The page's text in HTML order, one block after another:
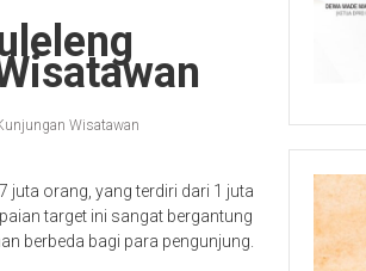
Wisatawan
juta orang, yang terdiri dari 1 juta
target ini sangat bergantung
berbeda bagi para pengunjung.